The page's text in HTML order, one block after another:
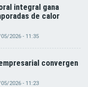
integral gana
de calor
2026 - 11:35
convergen
2026 - 11:23